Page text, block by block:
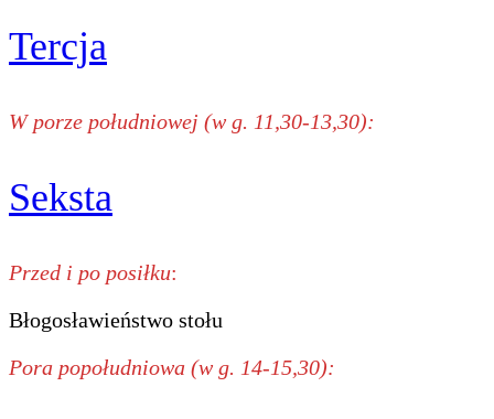
Tercja
W porze południowej (w g. 11,30-13,30):
Seksta
Przed i po posiłku:
Błogosławieństwo stołu
Pora popołudniowa (w g. 14-15,30):